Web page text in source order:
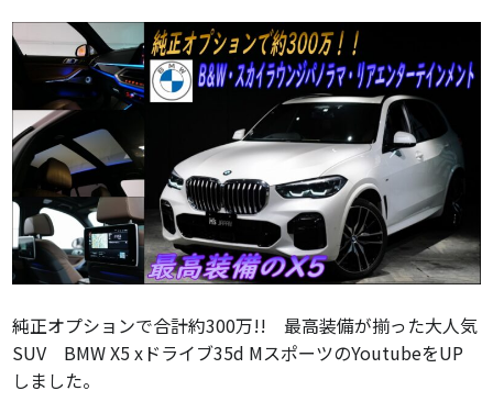
純正オプションで合計約300万!! 最高装備が揃った大人気
SUV BMW X5 xドライブ35d MスポーツのYoutubeをUP
しました。